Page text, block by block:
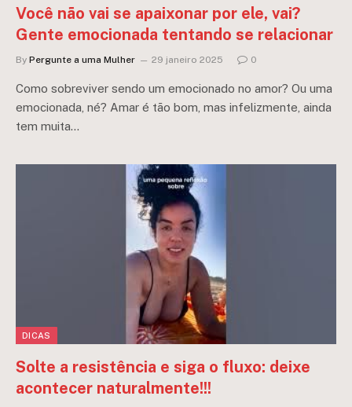
Você não vai se apaixonar por ele, vai?
Gente emocionada tentando se relacionar
By Pergunte a uma Mulher 29 janeiro 2025 0
Como sobreviver sendo um emocionado no amor? Ou uma
emocionada, né? Amar é tão bom, mas infelizmente, ainda
tem muita…
DICAS
Solte a resistência e siga o fluxo: deixe
acontecer naturalmente!!!